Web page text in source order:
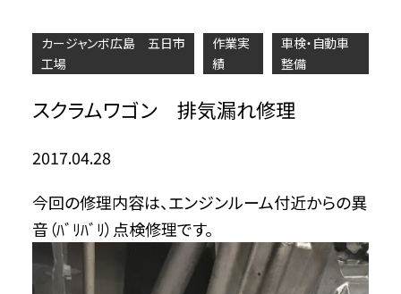
カージャンボ広島 五日市
工場
作業実
績
車検・自動車
整備
スクラムワゴン 排気漏れ修理
2017.04.28
今回の修理内容は、エンジンルーム付近からの異
音（ﾊﾞﾘﾊﾞﾘ）点検修理です。